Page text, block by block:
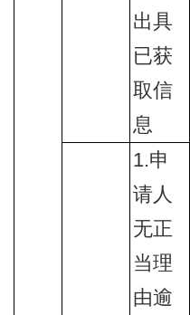
出具
已获
取信
息
1.申
请人
无正
当理
由逾